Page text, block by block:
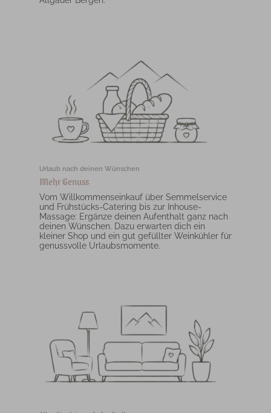
Urlaub nach deinen Wünschen
Mehr Genuss
Vom Willkommenseinkauf über Semmelservice
und Frühstücks-Catering bis zur Inhouse-
Massage: Ergänze deinen Aufenthalt ganz nach
deinen Wünschen. Dazu erwarten dich ein
kleiner Shop und ein gut gefüllter Weinkühler für
genussvolle Urlaubsmomente.